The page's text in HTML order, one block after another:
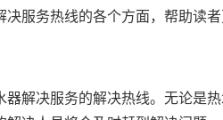
服务热线的各个方面，帮助读者
解决服务的解决热线。无论是